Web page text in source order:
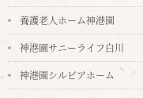
養護老人ホーム神港園
神港園サニーライフ白川
神港園シルビアホーム